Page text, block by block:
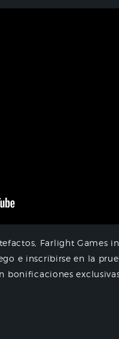
Farlight Games
e inscribirse en la
bonificaciones